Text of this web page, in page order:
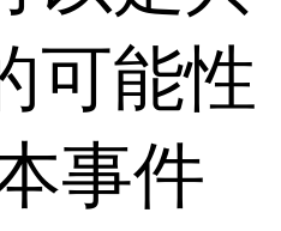
可能性
事件